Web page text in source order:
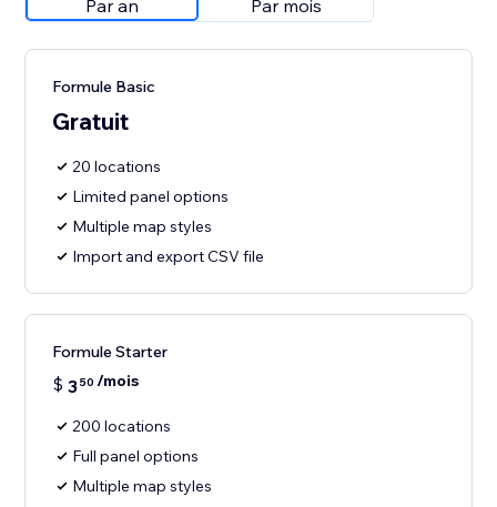
Par an Par mois
Formule Basic
Gratuit
20 locations
Limited panel options
Multiple map styles
Import and export CSV file
Formule Starter
$ 350 /mois
200 locations
Full panel options
Multiple map styles